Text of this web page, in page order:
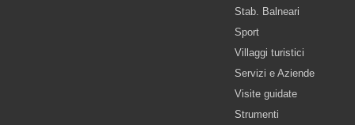
Stab. Balneari
Sport
Villaggi turistici
Servizi e Aziende
Visite guidate
Strumenti